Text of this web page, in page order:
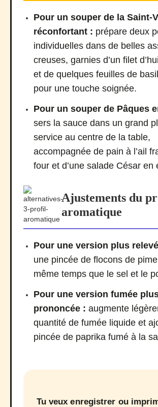
Pour un souper de la Saint-
réconfortant : prépare deux
individuelles dans de belles
creuses, garnies d’un filet
et de quelques feuilles de
pour une touche soignée.
Pour un souper de Pâques
sers la sauce dans un grand
service au centre de la table,
accompagnée de pain à l’ail
four et d’une salade César en
Ajustements du
aromatique
Pour une version plus
une pincée de flocons de
même temps que le sel et le
Pour une version fumée
prononcée : augmente
quantité de fumée liquide et
pincée de paprika fumé à la
Tu veux enregistrer ou